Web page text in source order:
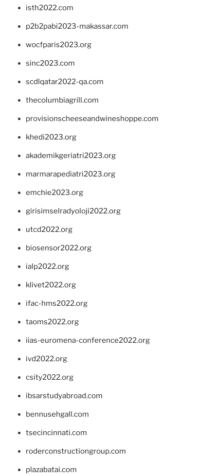
isth2022.com
p2b2pabi2023-makassar.com
wocfparis2023.org
sinc2023.com
scdlqatar2022-qa.com
thecolumbiagrill.com
provisionscheeseandwineshoppe.com
khedi2023.org
akademikgeriatri2023.org
marmarapediatri2023.org
emchie2023.org
girisimselradyoloji2022.org
utcd2022.org
biosensor2022.org
ialp2022.org
klivet2022.org
ifac-hms2022.org
taoms2022.org
iias-euromena-conference2022.org
ivd2022.org
csity2022.org
ibsarstudyabroad.com
bennusehgall.com
tsecincinnati.com
roderconstructiongroup.com
plazabatai.com